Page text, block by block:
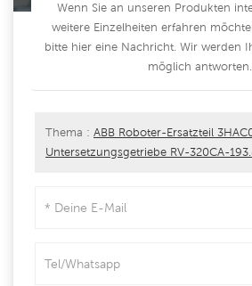
Wenn Sie an unseren Produkten
weitere Einzelheiten erfahren
bitte hier eine Nachricht. Wir werden
möglich antworten.
Thema : ABB Roboter-Ersatzteil
Untersetzungsgetriebe RV-320CA-